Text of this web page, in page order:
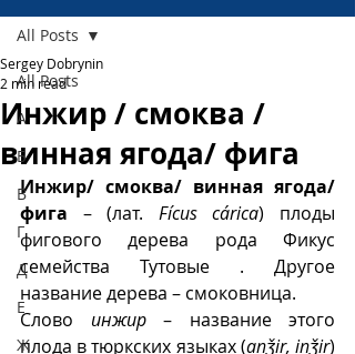
All Posts
А
Б
В
Г
Д
Е
Ж
All Posts
Инжир / смоква /
винная ягода/ фига
Sergey Dobrynin
2 min read
Инжир/ смоква/ винная ягода/
фига – (лат. Fícus cárica) плоды
фигового дерева
рода Фикус
семейства Тутовые . Другое
название дерева – смоковница.
Слово инжир – название этого
плода в тюркских языках (anǯir, inǯir)